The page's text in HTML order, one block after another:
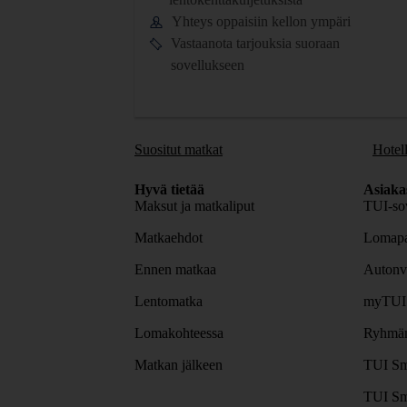
Yhteys oppaisiin kellon ympäri
Vastaanota tarjouksia suoraan
sovellukseen
Suositut matkat
Hyvä tietää
Maksut ja matkaliput
Matkaehdot
Ennen matkaa
Lentomatka
Lomakohteessa
Matkan jälkeen
TUI-
myTUI
TUI
TUI